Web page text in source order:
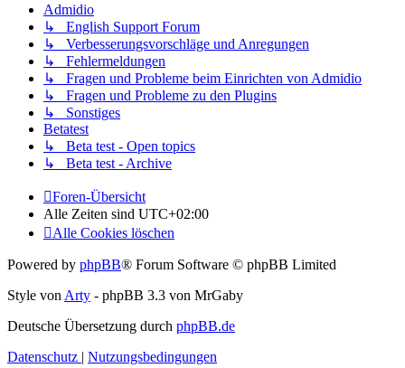
Admidio
↳ English Support Forum
↳ Verbesserungsvorschläge und Anregungen
↳ Fehlermeldungen
↳ Fragen und Probleme beim Einrichten von Admidio
↳ Fragen und Probleme zu den Plugins
↳ Sonstiges
Betatest
↳ Beta test - Open topics
↳ Beta test - Archive
Foren-Übersicht
Alle Zeiten sind UTC+02:00
Alle Cookies löschen
Powered by phpBB® Forum Software © phpBB Limited
Style von Arty - phpBB 3.3 von MrGaby
Deutsche Übersetzung durch phpBB.de
Datenschutz | Nutzungsbedingungen